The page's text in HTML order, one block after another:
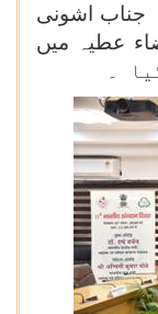
جناب اشونی
عطیہ میں